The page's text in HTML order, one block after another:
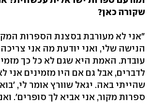
שקורה כאן?
"אני לא מעורבת בסצנת הספרות
הנישה שלי, ואני יודעת מה אני
עובדת. האמת היא שגם לא כל כך
לדברים, אבל גם אם היו מזמינים אני
שהייתי באה. יגאל שוורץ אומר לי,
ספרות מקור, אני אביא לך סופרים'.